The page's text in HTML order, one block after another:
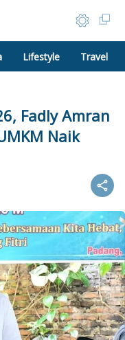
Lifestyle Travel
Fadly Amran
Naik